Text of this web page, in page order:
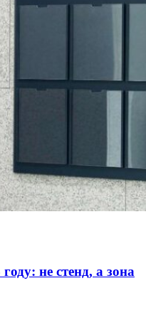
не стенд, а зона